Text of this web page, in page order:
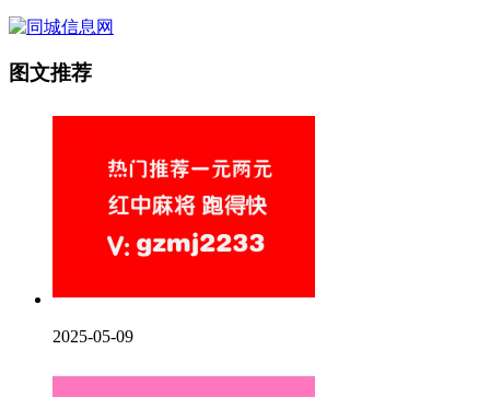
图文推荐
2025-05-09